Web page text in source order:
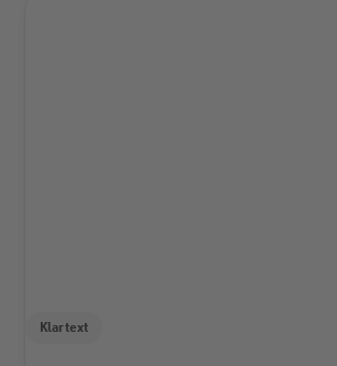
Klartext